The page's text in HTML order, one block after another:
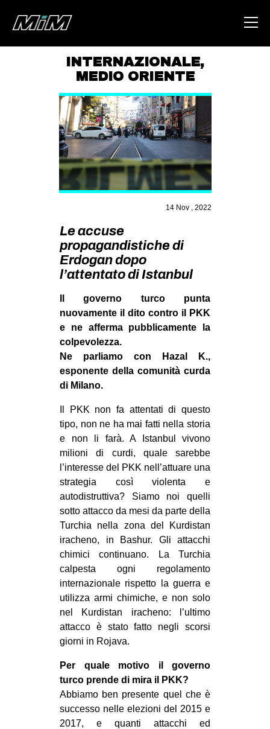
HOME
ABOUT
AREA
DEGENERAZIONE
GAZA FREESTYLE
CSOA LAMBRETTA
STUDENTI TSUNAMI
ZAM
MILANO
MOBILITAZIONI
SPAZI
SPORT POPOLARE
ANTIFASCISMO
DIRITTO ALL’ABITARE
MIGRAZIONI
PRECARIATO
REPRESSIONE
STUDENTI
CULTURE
ARTE
CINEMA
MANIFESTI
INTERNAZIONALE
AFRICA
AMERICHE
INTERNAZIONALE,
MEDIO ORIENTE
14 Nov , 2022
Le accuse
propagandistiche di
Erdogan dopo
l’attentato di Istanbul
Il governo turco punta
nuovamente il dito contro il PKK
e ne afferma pubblicamente la
colpevolezza.
Ne parliamo con Hazal K.,
esponente della comunità curda
di Milano.
Il PKK non fa attentati di questo
tipo, non ne ha mai fatti nella storia
e non li farà. A Istanbul vivono
milioni di curdi, quale sarebbe
l’interesse del PKK nell’attuare una
strategia così violenta e
autodistruttiva? Siamo noi quelli
sotto attacco da mesi da parte della
Turchia nella zona del Kurdistan
iracheno, in Bashur. Gli attacchi
chimici continuano. La Turchia
calpesta ogni regolamento
internazionale rispetto la guerra e
utilizza armi chimiche, e non solo
nel Kurdistan iracheno: l’ultimo
attacco è stato fatto negli scorsi
giorni in Rojava.
Per quale motivo il governo
turco prende di mira il PKK?
Abbiamo ben presente quel che è
successo nelle elezioni del 2015 e
2017, e quanti attacchi ed